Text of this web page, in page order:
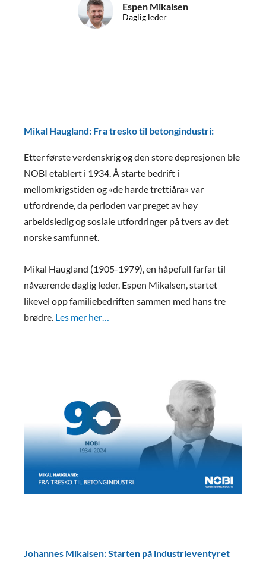
Espen Mikalsen
Daglig leder
Mikal Haugland: Fra tresko til betongindustri:
Etter første verdenskrig og den store depresjonen ble
NOBI etablert i 1934. Å starte bedrift i
mellomkrigstiden og «de harde trettiåra» var
utfordrende, da perioden var preget av høy
arbeidsledig og sosiale utfordringer på tvers av det
norske samfunnet.
Mikal Haugland (1905-1979), en håpefull farfar til
nåværende daglig leder, Espen Mikalsen, startet
likevel opp familiebedriften sammen med hans tre
brødre. Les mer her…
Johannes Mikalsen: Starten på industrieventyret